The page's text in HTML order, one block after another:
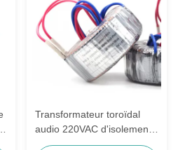
Transformateur toroïdal
audio 220VAC d'isolement
monophasé 50VA à 21VAC